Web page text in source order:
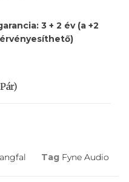
3 + 2 év (a +2
Tag Fyne Audio